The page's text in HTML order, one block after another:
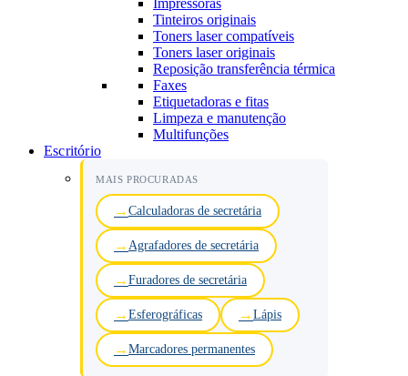
Impressoras
Tinteiros originais
Toners laser compatíveis
Toners laser originais
Reposição transferência térmica
Faxes
Etiquetadoras e fitas
Limpeza e manutenção
Multifunções
Escritório
MAIS PROCURADAS
Calculadoras de secretária
Agrafadores de secretária
Furadores de secretária
Esferográficas Lápis
Marcadores permanentes